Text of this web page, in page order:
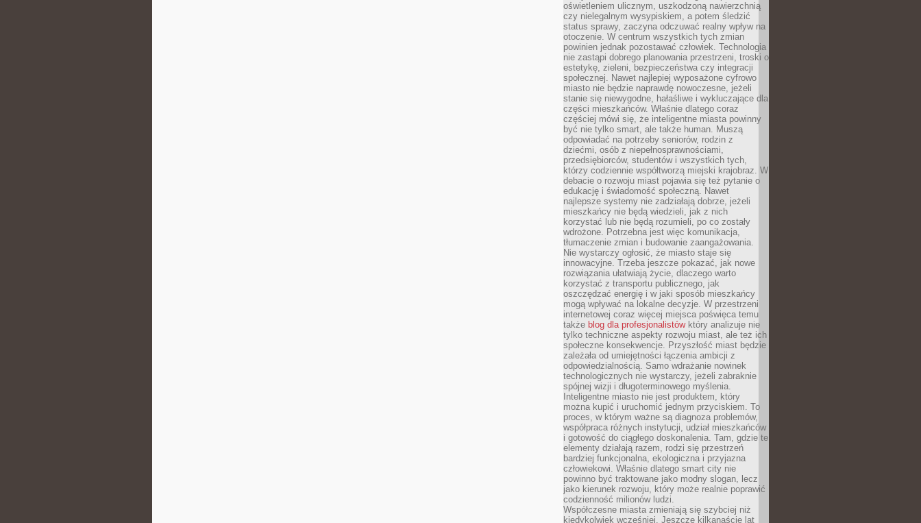
oświetleniem ulicznym, uszkodzoną nawierzchnią
czy nielegalnym wysypiskiem, a potem śledzić
status sprawy, zaczyna odczuwać realny wpływ na
otoczenie. W centrum wszystkich tych zmian
powinien jednak pozostawać człowiek. Technologia
nie zastąpi dobrego planowania przestrzeni, troski o
estetykę, zieleni, bezpieczeństwa czy integracji
społecznej. Nawet najlepiej wyposażone cyfrowo
miasto nie będzie naprawdę nowoczesne, jeżeli
stanie się niewygodne, hałaśliwe i wykluczające dla
części mieszkańców. Właśnie dlatego coraz
częściej mówi się, że inteligentne miasta powinny
być nie tylko smart, ale także human. Muszą
odpowiadać na potrzeby seniorów, rodzin z
dziećmi, osób z niepełnosprawnościami,
przedsiębiorców, studentów i wszystkich tych,
którzy codziennie współtworzą miejski krajobraz. W
debacie o rozwoju miast pojawia się też pytanie o
edukację i świadomość społeczną. Nawet
najlepsze systemy nie zadziałają dobrze, jeżeli
mieszkańcy nie będą wiedzieli, jak z nich
korzystać lub nie będą rozumieli, po co zostały
wdrożone. Potrzebna jest więc komunikacja,
tłumaczenie zmian i budowanie zaangażowania.
Nie wystarczy ogłosić, że miasto staje się
innowacyjne. Trzeba jeszcze pokazać, jak nowe
rozwiązania ułatwiają życie, dlaczego warto
korzystać z transportu publicznego, jak
oszczędzać energię i w jaki sposób mieszkańcy
mogą wpływać na lokalne decyzje. W przestrzeni
internetowej coraz więcej miejsca poświęca temu
także blog dla profesjonalistówktóry analizuje nie
tylko techniczne aspekty rozwoju miast, ale też ich
społeczne konsekwencje. Przyszłość miast będzie
zależała od umiejętności łączenia ambicji z
odpowiedzialnością. Samo wdrażanie nowinek
technologicznych nie wystarczy, jeżeli zabraknie
spójnej wizji i długoterminowego myślenia.
Inteligentne miasto nie jest produktem, który
można kupić i uruchomić jednym przyciskiem. To
proces, w którym ważne są diagnoza problemów,
współpraca różnych instytucji, udział mieszkańców
i gotowość do ciągłego doskonalenia. Tam, gdzie te
elementy działają razem, rodzi się przestrzeń
bardziej funkcjonalna, ekologiczna i przyjazna
człowiekowi. Właśnie dlatego smart city nie
powinno być traktowane jako modny slogan, lecz
jako kierunek rozwoju, który może realnie poprawić
codzienność milionów ludzi.
Współczesne miasta zmieniają się szybciej niż
kiedykolwiek wcześniej. Jeszcze kilkanaście lat